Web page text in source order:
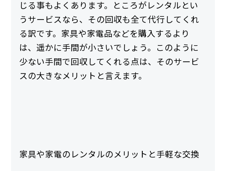
じる事もよくあります。ところがレンタルとい
うサービスなら、その回収も全て代行してくれ
る訳です。家具や家電品などを購入するより
は、遥かに手間が小さいでしょう。このように
少ない手間で回収してくれる点は、そのサービ
スの大きなメリットと言えます。
家具や家電のレンタルのメリットと手軽な交換